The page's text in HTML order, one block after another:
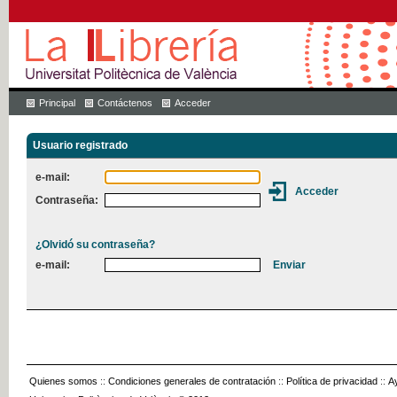
Principal Contáctenos Acceder
Usuario registrado
e-mail:
Contraseña:
¿Olvidó su contraseña?
e-mail:
Quienes somos :: Condiciones generales de contratación :: Política de privacidad ::